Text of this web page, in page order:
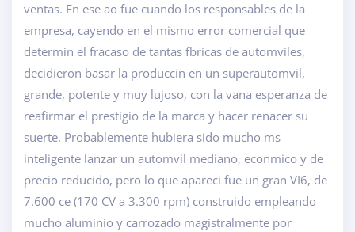
ventas. En ese ao fue cuando los responsables de la
empresa, cayendo en el mismo error comercial que
determin el fracaso de tantas fbricas de automviles,
decidieron basar la produccin en un superautomvil,
grande, potente y muy lujoso, con la vana esperanza de
reafirmar el prestigio de la marca y hacer renacer su
suerte. Probablemente hubiera sido mucho ms
inteligente lanzar un automvil mediano, econmico y de
precio reducido, pero lo que apareci fue un gran VI6, de
7.600 ce (170 CV a 3.300 rpm) construido empleando
mucho aluminio y carrozado magistralmente por